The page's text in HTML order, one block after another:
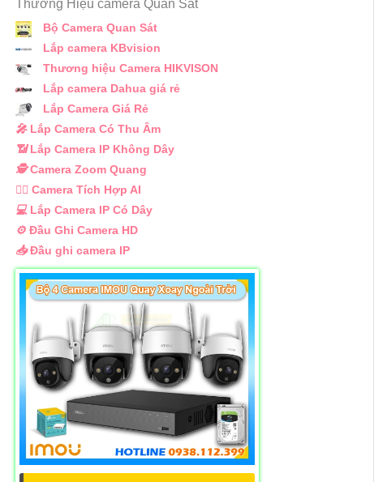
Thương Hiệu camera Quan Sát
Bộ Camera Quan Sát
Lắp camera KBvision
Thương hiệu Camera HIKVISON
Lắp camera Dahua giá rẻ
Lắp Camera Giá Rẻ
️🎤️ Lắp Camera Có Thu Âm
📶Lắp Camera IP Không Dây
🕵️Camera Zoom Quang
🧛‍♀️ Camera Tích Hợp AI
💻Lắp Camera IP Có Dây
⚙️Đầu Ghi Camera HD
📥Đầu ghi camera IP